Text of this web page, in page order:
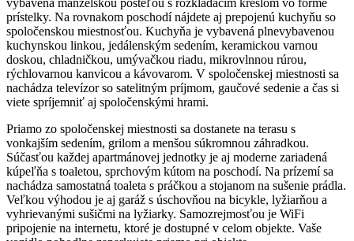
prístelky. Na rovnakom poschodí nájdete aj prepojenú kuchyňu so
spoločenskou miestnosťou. Kuchyňa je vybavená plnevybavenou
kuchynskou linkou, jedálenským sedením, keramickou varnou
doskou, chladničkou, umývačkou riadu, mikrovlnnou rúrou,
rýchlovarnou kanvicou a kávovarom. V spoločenskej miestnosti sa
nachádza televízor so satelitným príjmom, gaučové sedenie a čas si
viete spríjemniť aj spoločenskými hrami.
Priamo zo spoločenskej miestnosti sa dostanete na terasu s
vonkajším sedením, grilom a menšou súkromnou záhradkou.
Súčasťou každej apartmánovej jednotky je aj moderne zariadená
kúpeľňa s toaletou, sprchovým kútom na poschodí. Na prízemí sa
nachádza samostatná toaleta s práčkou a stojanom na sušenie prádla.
Veľkou výhodou je aj garáž s úschovňou na bicykle, lyžiarňou a
vyhrievanými sušičmi na lyžiarky. Samozrejmosťou je WiFi
pripojenie na internetu, ktoré je dostupné v celom objekte. Vaše